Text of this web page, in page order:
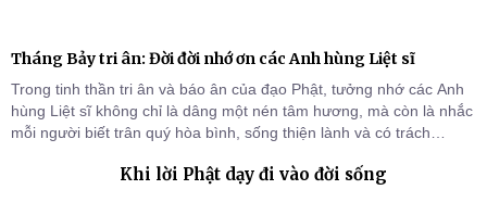
Tháng Bảy tri ân: Đời đời nhớ ơn các Anh hùng Liệt sĩ
Trong tinh thần tri ân và báo ân của đạo Phật, tưởng nhớ các Anh
hùng Liệt sĩ không chỉ là dâng một nén tâm hương, mà còn là nhắc
mỗi người biết trân quý hòa bình, sống thiện lành và có trách
Khi lời Phật dạy đi vào đời sống